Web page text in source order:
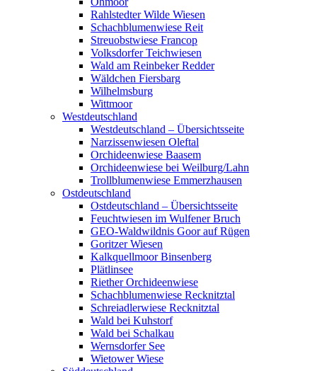
Rahlstedter Wilde Wiesen
Schachblumenwiese Reit
Streuobstwiese Francop
Volksdorfer Teichwiesen
Wald am Reinbeker Redder
Wäldchen Fiersbarg
Wilhelmsburg
Wittmoor
Westdeutschland
Westdeutschland – Übersichtsseite
Narzissenwiesen Oleftal
Orchideenwiese Baasem
Orchideenwiese bei Weilburg/Lahn
Trollblumenwiese Emmerzhausen
Ostdeutschland
Ostdeutschland – Übersichtsseite
Feuchtwiesen im Wulfener Bruch
GEO-Waldwildnis Goor auf Rügen
Goritzer Wiesen
Kalkquellmoor Binsenberg
Plätlinsee
Riether Orchideenwiese
Schachblumenwiese Recknitztal
Schreiadlerwiese Recknitztal
Wald bei Kuhstorf
Wald bei Schalkau
Wernsdorfer See
Wietower Wiese